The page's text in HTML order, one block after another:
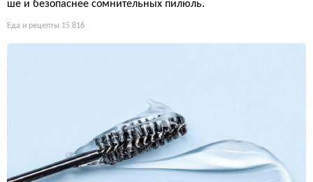
ше и безопаснее сомнительных пилюль.
Еда и рецепты 15 816